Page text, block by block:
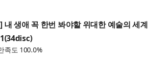
내 생애 꼭 한번 봐야할 위대한 예술의 세계
족도 100.0%